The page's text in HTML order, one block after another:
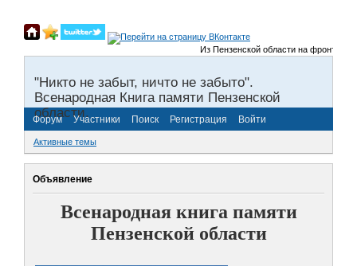
Из Пензенской области на фронты
"Никто не забыт, ничто не забыто".
Всенародная Книга памяти Пензенской
области.
Форум Участники Поиск Регистрация Войти
Активные темы
Объявление
Всенародная книга памяти
Пензенской области